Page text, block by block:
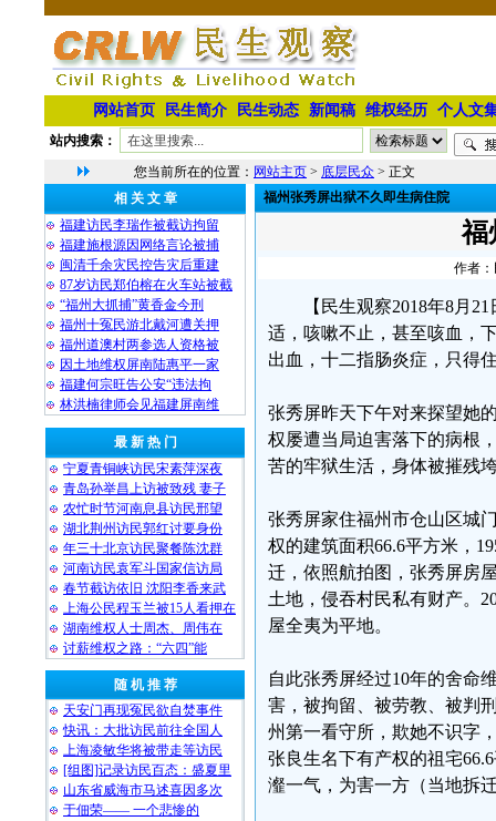
网站首页 民生简介 民生动态 新闻稿 维权经历 个人文
站内搜索：
您当前所在的位置： 网站主页 > 底层民众 > 正文
相 关 文 章
福建访民李瑞作被截访拘留
福建施根源因网络言论被捕
闽清千余灾民控告灾后重建
87岁访民郑伯榕在火车站被截
“福州大抓捕”黄香金今刑
福州十冤民游北戴河遭关押
福州道澳村两参选人资格被
因土地维权屏南陆惠平一家
福建何宗旺告公安“违法拘
林洪楠律师会见福建屏南维
最 新 热 门
宁夏青铜峡访民宋素萍深夜
青岛孙举昌上访被致残 妻子
农忙时节河南息县访民邢望
湖北荆州访民郭红讨要身份
年三十北京访民聚餐陈沈群
河南访民袁军斗国家信访局
春节截访依旧 沈阳李香来武
上海公民程玉兰被15人看押在
湖南维权人士周杰、周伟在
讨薪维权之路：“六四”能
随 机 推 荐
天安门再现冤民欲自焚事件
快讯：大批访民前往全国人
上海凌敏华将被带走等访民
[组图]记录访民百态：盛夏里
山东省威海市马述喜因多次
于佃荣—— 一个悲惨的
福州张秀屏出狱不久即生病住院
福
作者：
【民生观察2018年8月
适，咳嗽不止，甚至咳血，
出血，十二指肠炎症，只得
张秀屏昨天下午对来探望她
权屡遭当局迫害落下的病根
苦的牢狱生活，身体被摧残
张秀屏家住福州市仓山区城
权的建筑面积66.6平方米，
迁，依照航拍图，张秀屏房
土地，侵吞村民私有财产。
屋全夷为平地。
自此张秀屏经过10年的舍命
害，被拘留、被劳教、被判
州第一看守所，欺她不识字
张良生名下有产权的祖宅
瀣一气，为害一方（当地拆